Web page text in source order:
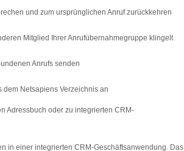
und zum ursprünglichen Anruf zurückkehren
Mitglied Ihrer Anrufübernahmegruppe klingelt
Anrufs senden
Netsapiens Verzeichnis an
Adressbuch oder zu integrierten CRM-
in einer integrierten CRM-Geschäftsanwendung. Das